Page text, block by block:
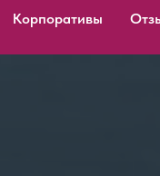
Корпоративы